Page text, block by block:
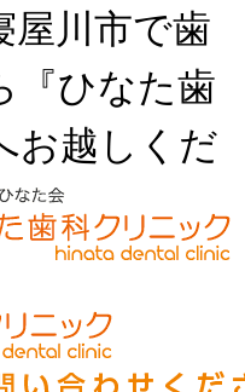
屋川市で歯
『ひなた歯
お越しくだ